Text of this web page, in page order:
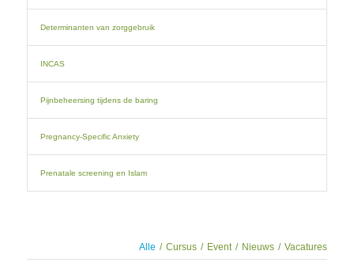
Determinanten van zorggebruik
INCAS
Pijnbeheersing tijdens de baring
Pregnancy-Specific Anxiety
Prenatale screening en Islam
Alle / Cursus / Event / Nieuws / Vacatures